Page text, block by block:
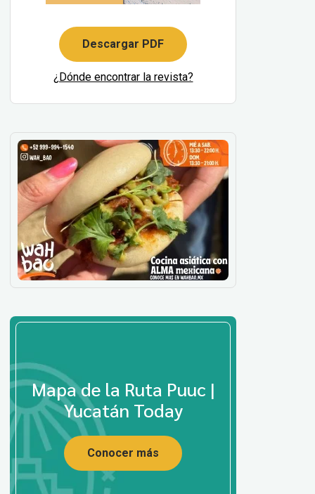
Descargar PDF
¿Dónde encontrar la revista?
Mapa de la Ruta Puuc |
Yucatán Today
Conocer más